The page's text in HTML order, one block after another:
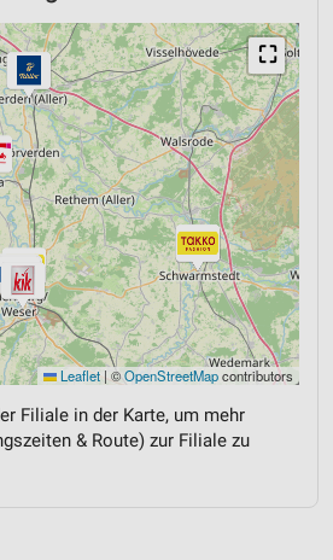
⛶
Leaflet |©OpenStreetMapcontributors
Filiale in der Karte, um mehr
& Route) zur Filiale zu